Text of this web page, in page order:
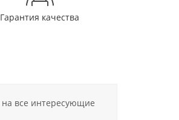
Гарантия качества
все интересующие